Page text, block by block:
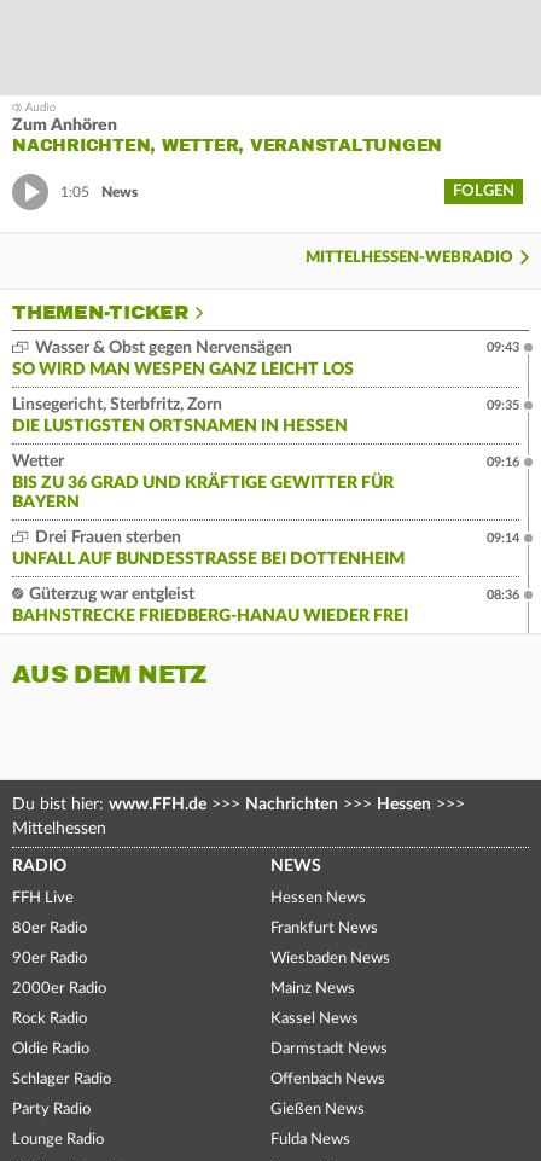
Zum Anhören
NACHRICHTEN, WETTER, VERANSTALTUNGEN
1:05 News FOLGEN
MITTELHESSEN-WEBRADIO
THEMEN-TICKER
Wasser & Obst gegen Nervensägen
SO WIRD MAN WESPEN GANZ LEICHT LOS
09:43
Linsegericht, Sterbfritz, Zorn
DIE LUSTIGSTEN ORTSNAMEN IN HESSEN
09:35
Wetter
BIS ZU 36 GRAD UND KRÄFTIGE GEWITTER FÜR
BAYERN
09:16
Drei Frauen sterben
UNFALL AUF BUNDESSTRASSE BEI DOTTENHEIM
09:14
Güterzug war entgleist
BAHNSTRECKE FRIEDBERG-HANAU WIEDER FREI
08:36
AUS DEM NETZ
Du bist hier: www.FFH.de >>> Nachrichten >>> Hessen >>>
Mittelhessen
RADIO
FFH Live
80er Radio
90er Radio
2000er Radio
Rock Radio
Oldie Radio
Schlager Radio
Party Radio
Lounge Radio
NEWS
Hessen News
Frankfurt News
Wiesbaden News
Mainz News
Kassel News
Darmstadt News
Offenbach News
Gießen News
Fulda News